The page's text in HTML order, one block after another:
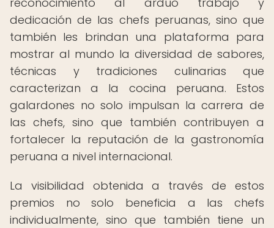
dedicación de las chefs peruanas, sino que
también les brindan una plataforma para
mostrar al mundo la diversidad de sabores,
técnicas y tradiciones culinarias que
caracterizan a la cocina peruana. Estos
galardones no solo impulsan la carrera de
las chefs, sino que también contribuyen a
fortalecer la reputación de la gastronomía
peruana a nivel internacional.
La visibilidad obtenida a través de estos
premios no solo beneficia a las chefs
individualmente, sino que también tiene un